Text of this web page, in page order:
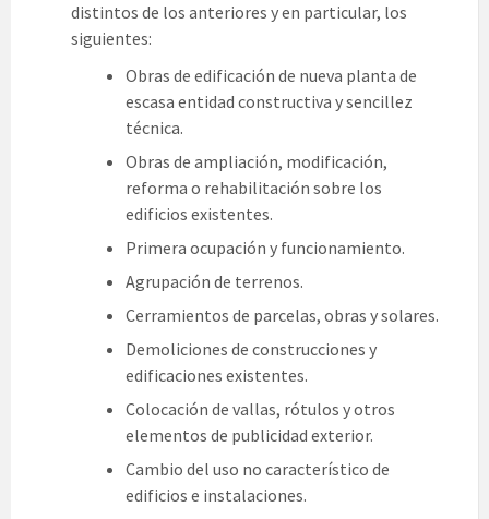
distintos de los anteriores y en particular, los
siguientes:
Obras de edificación de nueva planta de
escasa entidad constructiva y sencillez
técnica.
Obras de ampliación, modificación,
reforma o rehabilitación sobre los
edificios existentes.
Primera ocupación y funcionamiento.
Agrupación de terrenos.
Cerramientos de parcelas, obras y solares.
Demoliciones de construcciones y
edificaciones existentes.
Colocación de vallas, rótulos y otros
elementos de publicidad exterior.
Cambio del uso no característico de
edificios e instalaciones.